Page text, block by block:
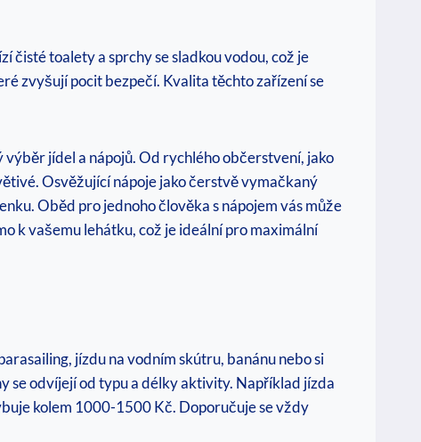
toalety a sprchy se sladkou vodou, což je
zvyšují pocit bezpečí. Kvalita těchto zařízení se
jídel a nápojů. Od rychlého občerstvení, jako
Osvěžující nápoje jako čerstvě vymačkaný
Oběd pro jednoho člověka s nápojem vás může
k vašemu lehátku, což je ideální pro maximální
jízdu na vodním skútru, banánu nebo si
se odvíjejí od typu a délky aktivity. Například jízda
kolem 1000-1500 Kč. Doporučuje se vždy